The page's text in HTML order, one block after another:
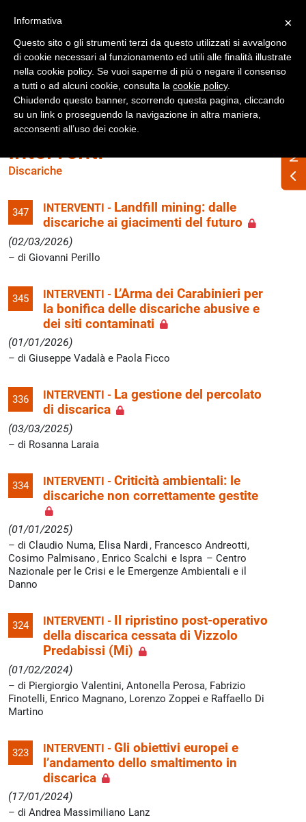
Accedi
Interventi
Discariche
347 INTERVENTI - Landfill mining: dalle
discariche ai giacimenti del futuro
(02/03/2026)
di Giovanni Perillo
345 INTERVENTI - L’Arma dei Carabinieri per
la bonifica delle discariche abusive e
dei siti contaminati
(01/01/2026)
di Giuseppe Vadalà e Paola Ficco
336 INTERVENTI - La gestione del percolato
di discarica
(03/03/2025)
di Rosanna Laraia
334 INTERVENTI - Criticità ambientali: le
discariche non correttamente gestite
(01/01/2025)
di Claudio Numa, Elisa Nardi , Francesco Andreotti,
Cosimo Palmisano , Enrico Scalchi e Ispra – Centro
Nazionale per le Crisi e le Emergenze Ambientali e il
Danno
324 INTERVENTI -
Il ripristino post-operativo
della discarica cessata di Vizzolo
Predabissi (Mi)
(01/02/2024)
di Piergiorgio Valentini, Antonella Perosa, Fabrizio
Finotelli, Enrico Magnano, Lorenzo Zoppei e Raffaello Di
Martino
323 INTERVENTI - Gli obiettivi europei e
l’andamento dello smaltimento in
discarica
(17/01/2024)
di Andrea Massimiliano Lanz
×
Informativa
Questo sito o gli strumenti terzi da questo utilizzati si avvalgono
di cookie necessari al funzionamento ed utili alle finalità illustrate
nella cookie policy. Se vuoi saperne di più o negare il consenso
a tutti o ad alcuni cookie, consulta la cookie policy.
Chiudendo questo banner, scorrendo questa pagina, cliccando
su un link o proseguendo la navigazione in altra maniera,
acconsenti all’uso dei cookie.